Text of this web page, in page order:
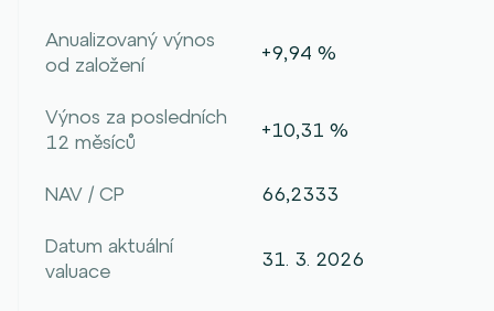
Anualizovaný výnos
od založení
+9,94 %
Výnos za posledních
12 měsíců
+10,31 %
NAV / CP 66,2333
Datum aktuální
valuace
31. 3. 2026